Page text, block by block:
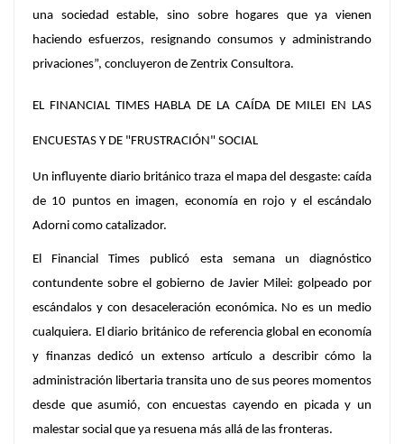
una sociedad estable, sino sobre hogares que ya vienen
haciendo esfuerzos, resignando consumos y administrando
privaciones”, concluyeron de Zentrix Consultora.
EL FINANCIAL TIMES HABLA DE LA CAÍDA DE MILEI EN LAS
ENCUESTAS Y DE "FRUSTRACIÓN" SOCIAL
Un influyente diario británico traza el mapa del desgaste: caída
de 10 puntos en imagen, economía en rojo y el escándalo
Adorni como catalizador.
El Financial Times publicó esta semana un diagnóstico
contundente sobre el gobierno de Javier Milei: golpeado por
escándalos y con desaceleración económica. No es un medio
cualquiera. El diario británico de referencia global en economía
y finanzas dedicó un extenso artículo a describir cómo la
administración libertaria transita uno de sus peores momentos
desde que asumió, con encuestas cayendo en picada y un
malestar social que ya resuena más allá de las fronteras.